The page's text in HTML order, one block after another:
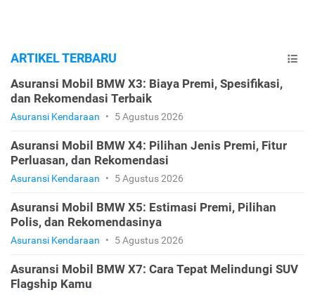
ARTIKEL TERBARU
Asuransi Mobil BMW X3: Biaya Premi, Spesifikasi,
dan Rekomendasi Terbaik
Asuransi Kendaraan • 5 Agustus 2026
Asuransi Mobil BMW X4: Pilihan Jenis Premi, Fitur
Perluasan, dan Rekomendasi
Asuransi Kendaraan • 5 Agustus 2026
Asuransi Mobil BMW X5: Estimasi Premi, Pilihan
Polis, dan Rekomendasinya
Asuransi Kendaraan • 5 Agustus 2026
Asuransi Mobil BMW X7: Cara Tepat Melindungi SUV
Flagship Kamu